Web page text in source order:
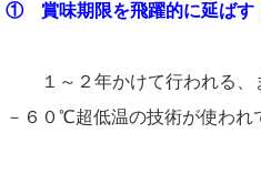
① 賞味期限を飛躍的に延ばす
１～２年かけて行われる、
－６０℃超低温の技術が使われ